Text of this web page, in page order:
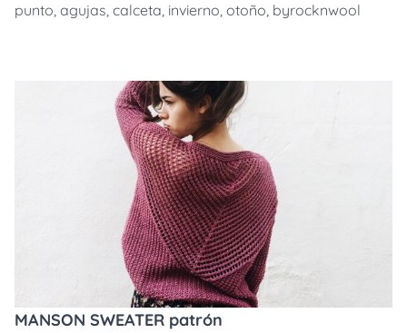
punto, agujas, calceta, invierno, otoño, byrocknwool
MANSON SWEATER patrón